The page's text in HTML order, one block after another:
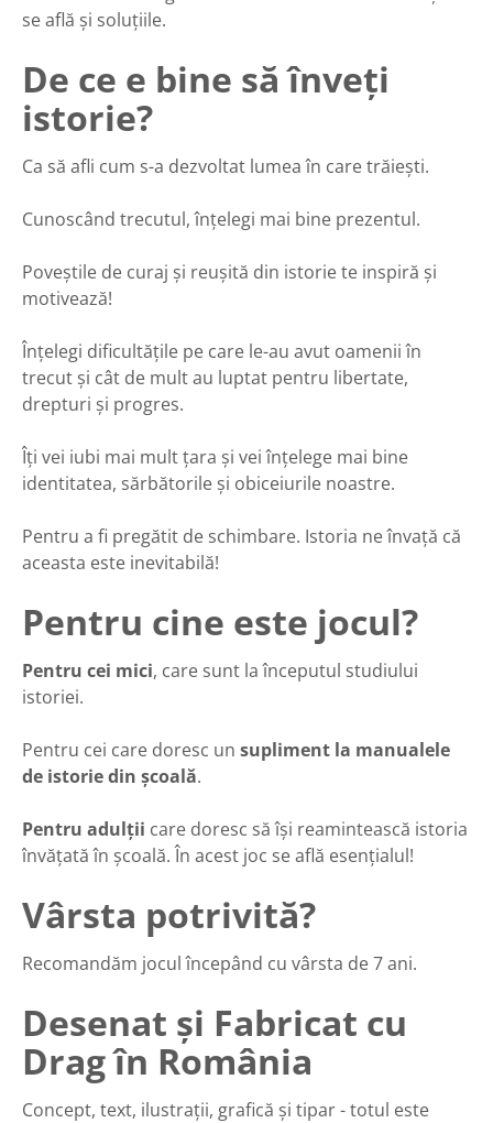
se află și soluțiile.
De ce e bine să înveți
istorie?
Ca să afli cum s-a dezvoltat lumea în care trăiești.
Cunoscând trecutul, înțelegi mai bine prezentul.
Poveștile de curaj și reușită din istorie te inspiră și
motivează!
Înțelegi dificultățile pe care le-au avut oamenii în
trecut și cât de mult au luptat pentru libertate,
drepturi și progres.
Îți vei iubi mai mult țara și vei înțelege mai bine
identitatea, sărbătorile și obiceiurile noastre.
Pentru a fi pregătit de schimbare. Istoria ne învață că
aceasta este inevitabilă!
Pentru cine este jocul?
Pentru cei mici, care sunt la începutul studiului
istoriei.
Pentru cei care doresc un supliment la manualele
de istoriedin școală.
Pentru adulții care doresc să își reamintească istoria
învățată în școală. În acest joc se află esențialul!
Vârsta potrivită?
Recomandăm jocul începând cu vârsta de 7 ani.
Desenat și Fabricat cu
Drag în România
Concept, text, ilustrații, grafică și tipar - totul este